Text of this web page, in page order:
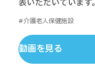
表いただいています。
#介護老人保健施設
動画を見る